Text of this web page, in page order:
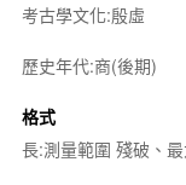
考古學文化:殷虛
歷史年代:商(後期)
格式
長:測量範圍 殘破、